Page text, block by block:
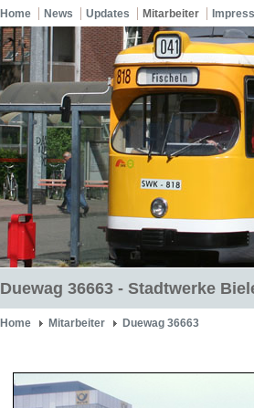
Home News Updates Mitarbeiter
Duewag 36663 - Stadtwerke
Home Mitarbeiter Duewag 36663